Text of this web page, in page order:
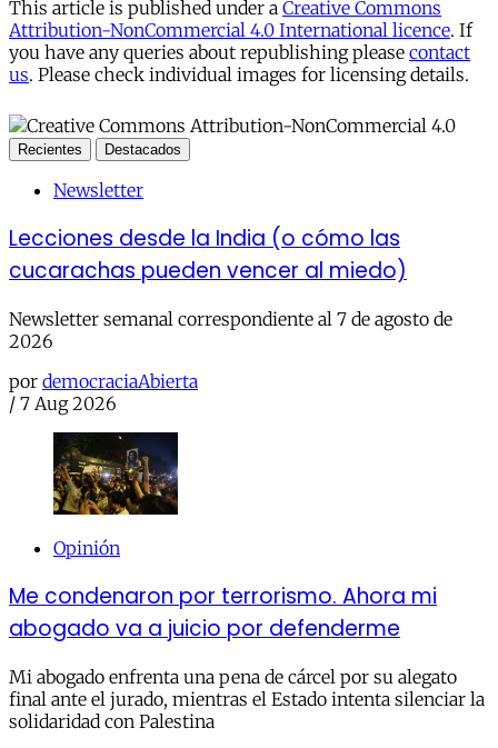
This article is published under a Creative Commons
Attribution-NonCommercial 4.0 International licence. If
you have any queries about republishing please contact
us. Please check individual images for licensing details.
Recientes Destacados
Newsletter
Lecciones desde la India (o cómo las
cucarachas pueden vencer al miedo)
Newsletter semanal correspondiente al 7 de agosto de
2026
por democraciaAbierta
/ 7 Aug 2026
Opinión
Me condenaron por terrorismo. Ahora mi
abogado va a juicio por defenderme
Mi abogado enfrenta una pena de cárcel por su alegato
final ante el jurado, mientras el Estado intenta silenciar la
solidaridad con Palestina